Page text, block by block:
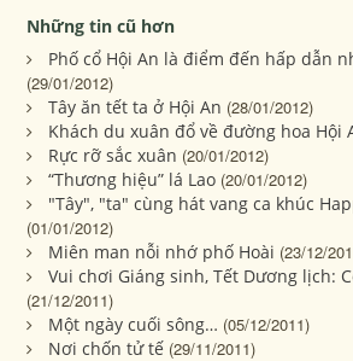
Những tin cũ hơn
Phố cổ Hội An là điểm đến hấp dẫn
(29/01/2012)
Tây ăn tết ta ở Hội An (28/01/2012)
Khách du xuân đổ về đường hoa Hội
Rực rỡ sắc xuân (20/01/2012)
“Thương hiệu” lá Lao (20/01/2012)
"Tây", "ta" cùng hát vang ca khúc
(01/01/2012)
Miên man nỗi nhớ phố Hoài (23/12/
Vui chơi Giáng sinh, Tết Dương lịch:
(21/12/2011)
Một ngày cuối sông… (05/12/2011)
Nơi chốn tử tế (29/11/2011)